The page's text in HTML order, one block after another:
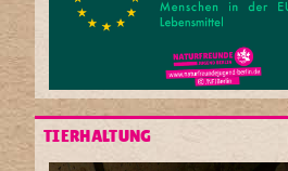
TIERHALTUNG